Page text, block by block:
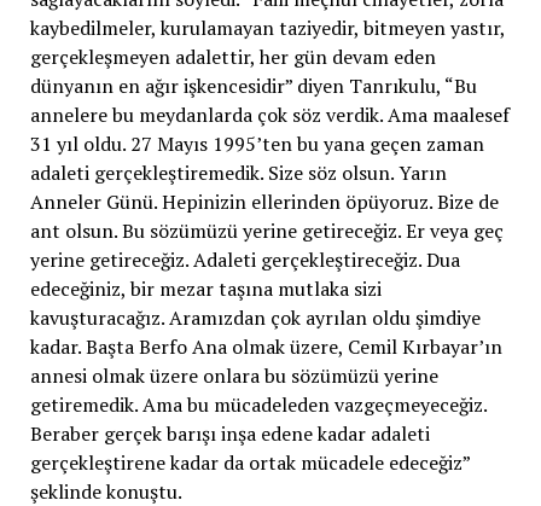
kaybedilmeler, kurulamayan taziyedir, bitmeyen yastır,
gerçekleşmeyen adalettir, her gün devam eden
dünyanın en ağır işkencesidir” diyen Tanrıkulu, “Bu
annelere bu meydanlarda çok söz verdik. Ama maalesef
31 yıl oldu. 27 Mayıs 1995’ten bu yana geçen zaman
adaleti gerçekleştiremedik. Size söz olsun. Yarın
Anneler Günü. Hepinizin ellerinden öpüyoruz. Bize de
ant olsun. Bu sözümüzü yerine getireceğiz. Er veya geç
yerine getireceğiz. Adaleti gerçekleştireceğiz. Dua
edeceğiniz, bir mezar taşına mutlaka sizi
kavuşturacağız. Aramızdan çok ayrılan oldu şimdiye
kadar. Başta Berfo Ana olmak üzere, Cemil Kırbayar’ın
annesi olmak üzere onlara bu sözümüzü yerine
getiremedik. Ama bu mücadeleden vazgeçmeyeceğiz.
Beraber gerçek barışı inşa edene kadar adaleti
gerçekleştirene kadar da ortak mücadele edeceğiz”
şeklinde konuştu.